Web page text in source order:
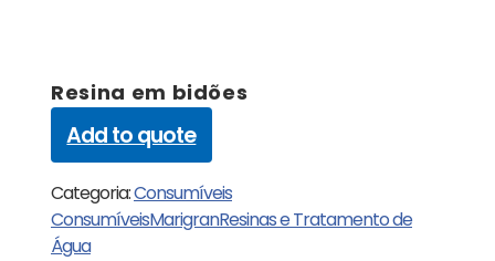
Resina em bidões
Add to quote
Categoria:Consumíveis
ConsumíveisMarigranResinas e Tratamento de
Água